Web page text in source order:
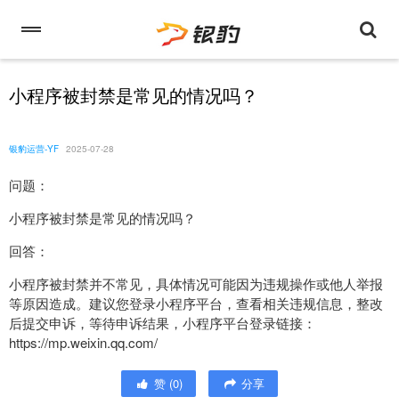
小程序被封禁是常见的情况吗？
银豹运营-YF 2025-07-28
问题：
小程序被封禁是常见的情况吗？
回答：
小程序被封禁并不常见，具体情况可能因为违规操作或他人举报
等原因造成。建议您登录小程序平台，查看相关违规信息，整改
后提交申诉，等待申诉结果，小程序平台登录链接：
https://mp.weixin.qq.com/
赞 (0) 分享